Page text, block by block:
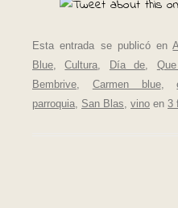
Esta entrada se publicó en
Blue,Cultura, Día de,
Bembrive, Carmen blue,
parroquia, San Blas, vino en 3